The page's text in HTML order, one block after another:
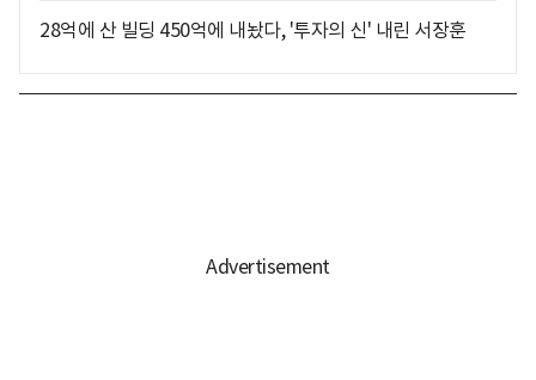
28억에 산 빌딩 450억에 내놨다, '투자의 신' 내린 서장훈